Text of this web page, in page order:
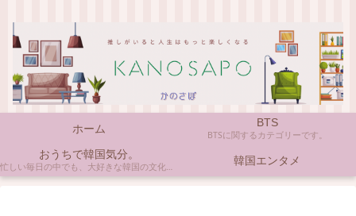
ホーム BTS
BTSに関するカテゴリーです。
おうちで韓国気分。
忙しい毎日の中でも、大好きな韓国の文化やアイテムに触れると心がほっとしますよね。ここでは、自宅で手軽に楽しめる韓国の美味しいもの、お気に入りのコスメ、そして推し活の楽しみ方など、「おうちにいながら韓国気分」に触れられるヒントを私らしくお届けします。 韓国エンタメ